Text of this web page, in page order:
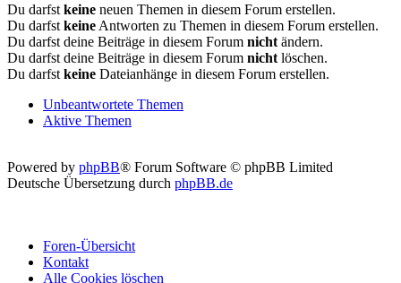
Du darfst keine neuen Themen in diesem Forum erstellen.
Du darfst keine Antworten zu Themen in diesem Forum erstellen.
Du darfst deine Beiträge in diesem Forum nicht ändern.
Du darfst deine Beiträge in diesem Forum nicht löschen.
Du darfst keine Dateianhänge in diesem Forum erstellen.
Unbeantwortete Themen
Aktive Themen
Powered by phpBB® Forum Software © phpBB Limited
Deutsche Übersetzung durch phpBB.de
Foren-Übersicht
Kontakt
Alle Cookies löschen